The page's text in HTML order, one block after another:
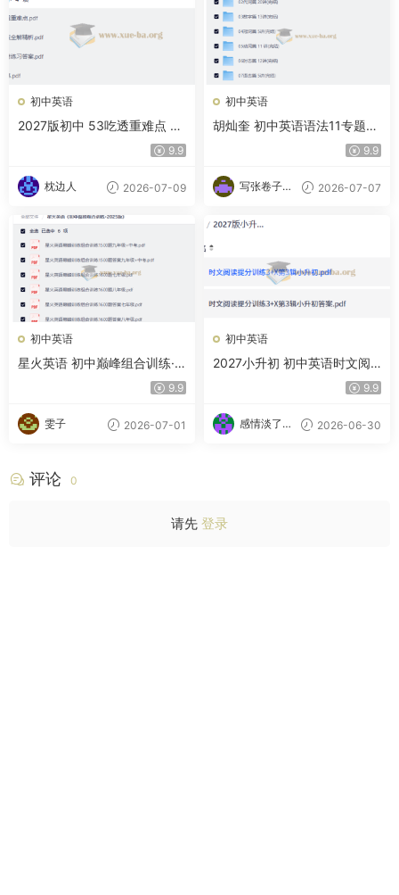
初中英语
2027版初中 53吃透重难点 9
年级上册（英语）（外研版）
9.9
枕边人 2026-07-09
初中英语
胡灿奎 初中英语语法11专题精
9.9
写张卷子冷
2026-07-07
初中英语
星火英语 初中巅峰组合训练·2
9.9
雯子 2026-07-01
初中英语
2027小升初 初中英语时文阅
读提分训练3+X （小升初）9.9
感情淡了请
2026-06-30
评论 0
请先 登录